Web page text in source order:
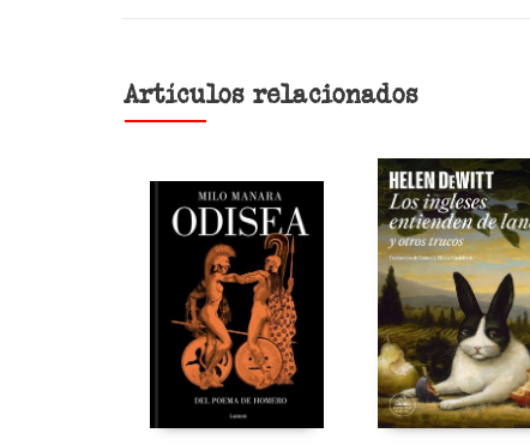
Artículos relacionados